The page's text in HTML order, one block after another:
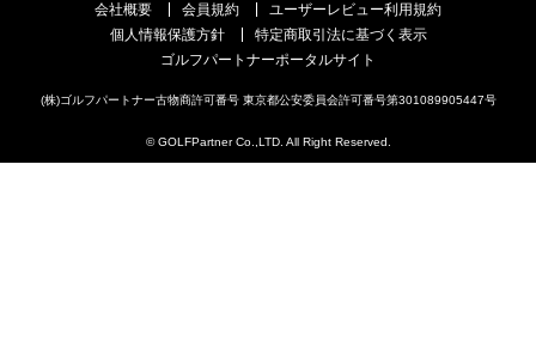
会社概要 会員規約
ユーザーレビュー利用規約
個人情報保護方針
特定商取引法に基づく表示
ゴルフパートナーポータルサイト
(株)ゴルフパートナー古物商許可番号 東京都公安委員会許可番号第301089905447号
© GOLFPartner Co.,LTD. All Right Reserved.